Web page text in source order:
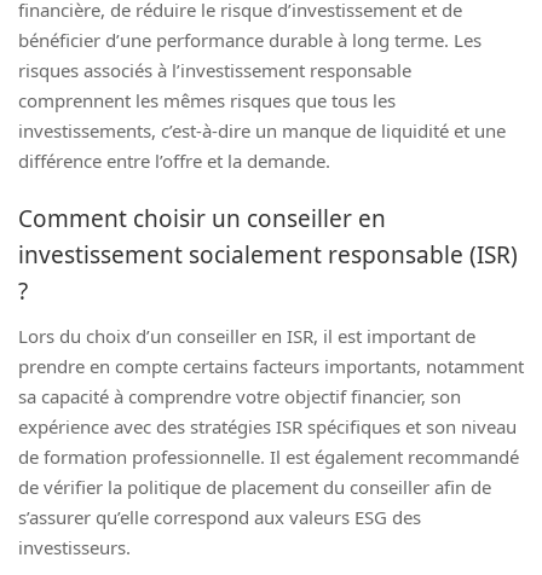
financière, de réduire le risque d’investissement et de
bénéficier d’une performance durable à long terme. Les
risques associés à l’investissement responsable
comprennent les mêmes risques que tous les
investissements, c’est-à-dire un manque de liquidité et une
différence entre l’offre et la demande.
Comment choisir un conseiller en
investissement socialement responsable (ISR)
?
Lors du choix d’un conseiller en ISR, il est important de
prendre en compte certains facteurs importants, notamment
sa capacité à comprendre votre objectif financier, son
expérience avec des stratégies ISR spécifiques et son niveau
de formation professionnelle. Il est également recommandé
de vérifier la politique de placement du conseiller afin de
s’assurer qu’elle correspond aux valeurs ESG des
investisseurs.